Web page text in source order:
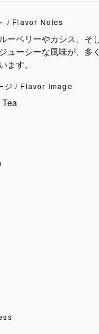
/ Flavor Notes
ーベリーやカシス、そ
ューシーな風味が、多
ます。
ジ / Flavor Image
Tea